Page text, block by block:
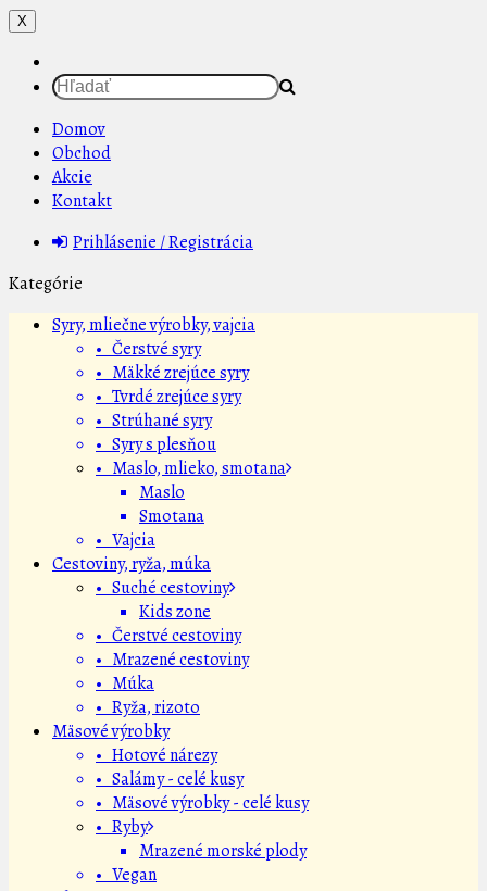
X
Domov
Obchod
Akcie
Kontakt
Prihlásenie / Registrácia
Kategórie
Syry, mliečne výrobky, vajcia
• Čerstvé syry
• Mäkké zrejúce syry
• Tvrdé zrejúce syry
• Strúhané syry
• Syry s plesňou
• Maslo, mlieko, smotana
Maslo
Smotana
• Vajcia
Cestoviny, ryža, múka
• Suché cestoviny
Kids zone
• Čerstvé cestoviny
• Mrazené cestoviny
• Múka
• Ryža, rizoto
Mäsové výrobky
• Hotové nárezy
• Salámy - celé kusy
• Mäsové výrobky - celé kusy
• Ryby
Mrazené morské plody
• Vegan